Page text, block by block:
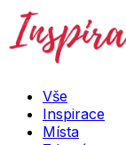
Vše
Inspirace
Místa